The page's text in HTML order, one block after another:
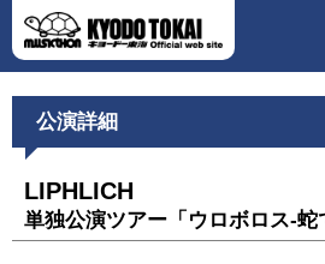
公演詳細
LIPHLICH
単独公演ツアー「ウロボロス-蛇